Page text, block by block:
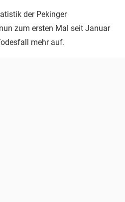
der Pekinger
zum ersten Mal seit Januar
mehr auf.